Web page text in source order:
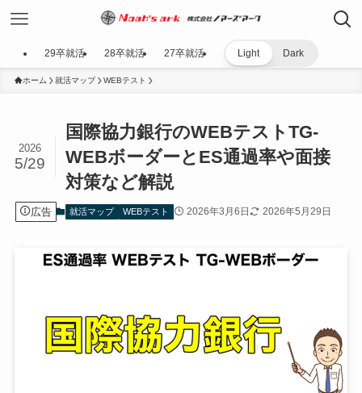
29卒就活 28卒就活 27卒就活 Light Dark
ホーム 就活マップ WEBテスト
国際協力銀行のWEBテストTG-
WEBボーダーとES通過率や面接
対策など解説
2026
5/29
広告 就活マップ WEBテスト 2026年3月6日 2026年5月29日